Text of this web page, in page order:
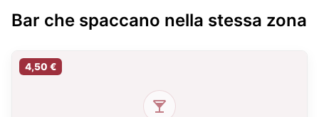
Bar che spaccano nella stessa zona
4,50 €